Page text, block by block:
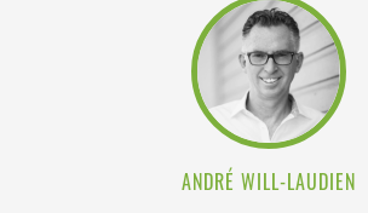
ANDRÉ WILL-LAUDIEN